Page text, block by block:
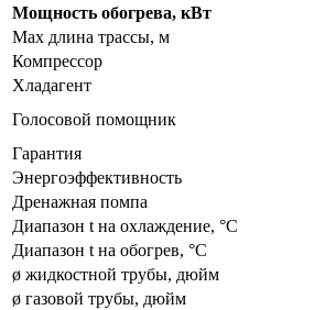
Мощность обогрева, кВт
Max длина трассы, м
Компрессор
Хладагент
Голосовой помощник
Гарантия
Энергоэффективность
Дренажная помпа
Диапазон t на охлаждение, °С
Диапазон t на обогрев, °С
ø жидкостной трубы, дюйм
ø газовой трубы, дюйм